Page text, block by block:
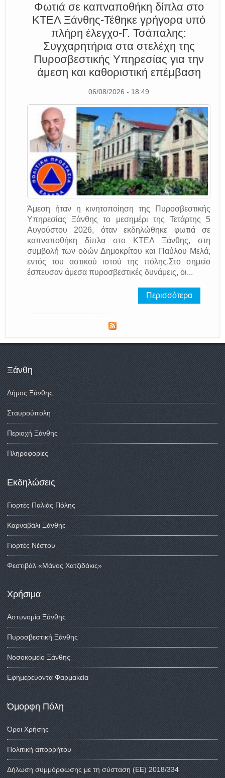
Φωτιά σε καπναποθήκη δίπλα στο
ΚΤΕΛ Ξάνθης-Τέθηκε γρήγορα υπό
πλήρη έλεγχο-Γ. Τσάπαλης:
Συγχαρητήρια στα στελέχη της
Πυροσβεστικής Υπηρεσίας για την
άμεση και καθοριστική επέμβαση
06/08/2026 - 18:49
Άμεση ήταν η κινητοποίηση της Πυροσβεστικής
Υπηρεσίας Ξάνθης το μεσημέρι της Τετάρτης 5
Αυγούστου 2026, όταν εκδηλώθηκε φωτιά σε
καπναποθήκη δίπλα στο ΚΤΕΛ Ξάνθης, στη
συμβολή των οδών Δημοκρίτου και Παύλου Μελά,
εντός του αστικού ιστού της πόλης.Στο σημείο
έσπευσαν άμεσα πυροσβεστικές δυνάμεις, οι...
Περισσότερα
Ξάνθη
Δήμος Ξάνθης
Σταυρούπολη
Περιοχή Ξάνθης
Πληροφορίες
Εκδηλώσεις
Γιορτές Παλιάς Πόλης
Καρναβάλι Ξάνθης
Γιορτές Νέστου
Φεστιβάλ «Μάνος Χατζιδάκις»
Χρήσιμα
Αστυνομία Ξάνθης
Πυροσβεστική Ξάνθης
Νοσοκομείο Ξάνθης
Εφημερεύοντα Φαρμακεία
Όμορφη Πόλη
Όροι Χρήσης
Πολιτική απορρήτου
Δήλωση συμμόρφωσης με τη σύσταση (ΕΕ) 2018/334